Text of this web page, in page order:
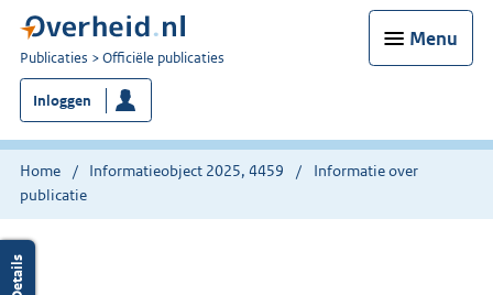
Menu
U
bent
nu
hier:
Publicaties Officiële publicaties
Inloggen
Home Informatieobject 2025, 4459
Informatie over
publicatie